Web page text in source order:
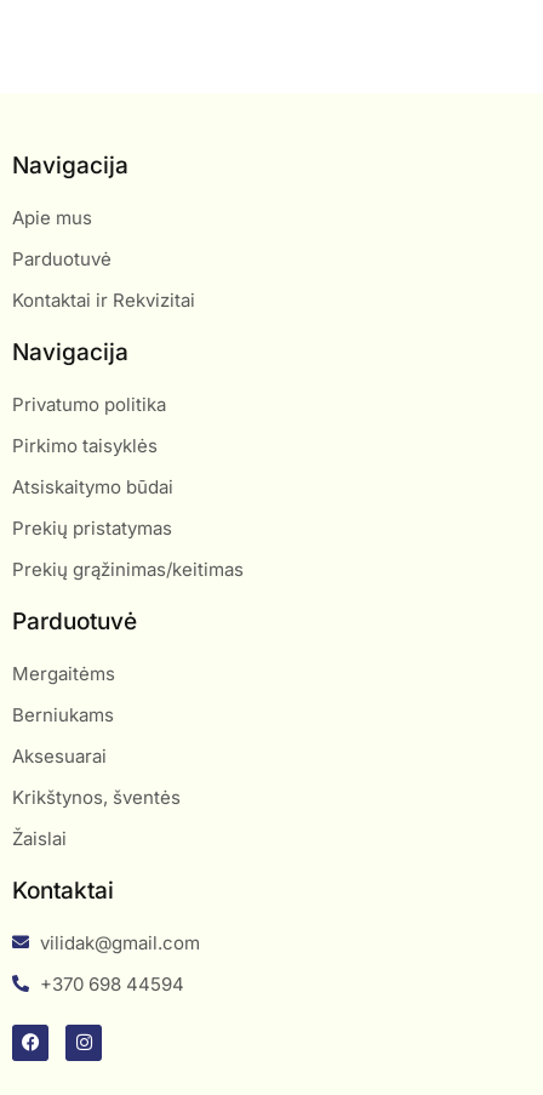
Navigacija
Apie mus
Parduotuvė
Kontaktai ir Rekvizitai
Navigacija
Privatumo politika
Pirkimo taisyklės
Atsiskaitymo būdai
Prekių pristatymas
Prekių grąžinimas/keitimas
Parduotuvė
Mergaitėms
Berniukams
Aksesuarai
Krikštynos, šventės
Žaislai
Kontaktai
vilidak@gmail.com
+370 698 44594